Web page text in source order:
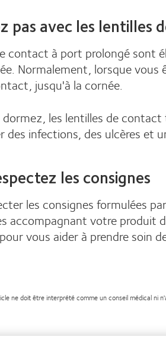
pas avec les
contact à port prolongé sont
Normalement, lorsque
jusqu'à la cornée.
les lentilles de
des infections, des ulcères et
les consignes
les consignes formulées
accompagnant votre
vous aider à prendre soin
ne doit être interprété comme un conseil médical